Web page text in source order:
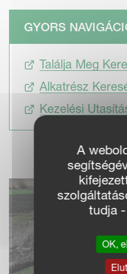
GYORS
Találja Meg
Alkatrész
Kezelési
A
tudja
OK,